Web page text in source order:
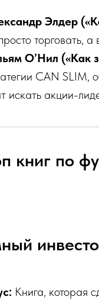
Элдер
торговать,
О’Нил («Как
CAN SLIM,
искать акции-
книг по
Книга, которая